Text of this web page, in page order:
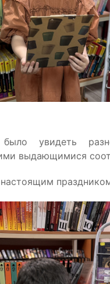
увидеть
выдающимися